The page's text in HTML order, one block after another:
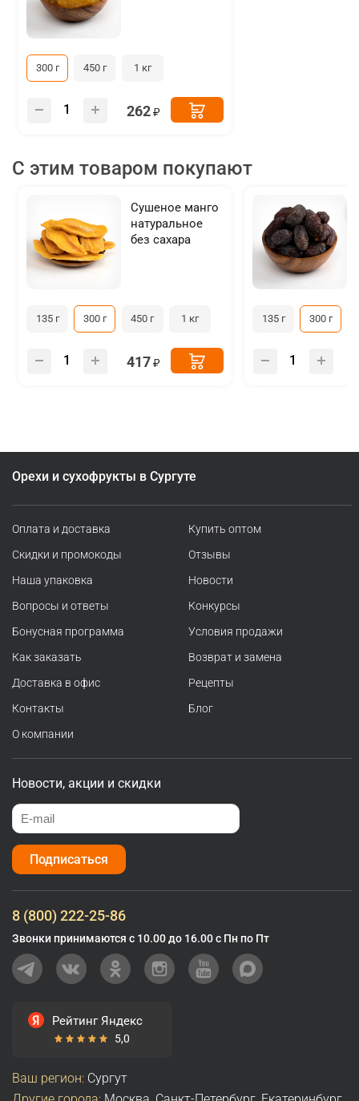
300 г 450 г 1 кг
262
С этим товаром покупают
Сушеное манго
натуральное
без сахара
135 г 300 г 450 г 1 кг
417
135 г 300 г
Орехи и сухофрукты в Сургуте
Оплата и доставка
Скидки и промокоды
Наша упаковка
Вопросы и ответы
Бонусная программа
Как заказать
Доставка в офис
Контакты
О компании
Купить оптом
Отзывы
Новости
Конкурсы
Условия продажи
Возврат и замена
Рецепты
Блог
Новости, акции и скидки
Подписаться
8 (800) 222-25-86
Звонки принимаются с 10.00 до 16.00 с Пн по Пт
Рейтинг Яндекс
5,0
Ваш регион: Сургут